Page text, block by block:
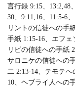
言行録 9:15、13:2,48
30、9:11,16、11:5-6
リントの信徒への手
手紙 1:15-16、エフェ
リピの信徒への手紙
サロニケの信徒への
二 2:13-14、テモテ
10、ヘブライ人への